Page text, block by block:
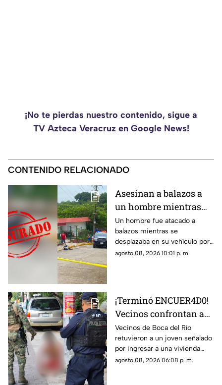
¡No te pierdas nuestro contenido, sigue a
TV Azteca Veracruz en Google News!
CONTENIDO RELACIONADO
Asesinan a balazos a
un hombre mientras
circulaba en su unidad
en Poza Rica
Un hombre fue atacado a
balazos mientras se
desplazaba en su vehículo por
una colonia de Poza Rica,
agosto 08, 2026 10:01 p. m.
¡Terminó ENCUER4D0!
Vecinos confrontan a
presunto ladrón en
Infonavit de Boca del
Río
Vecinos de Boca del Río
retuvieron a un joven señalado
por ingresar a una vivienda
durante la madrugada y lo
agosto 08, 2026 06:08 p. m.